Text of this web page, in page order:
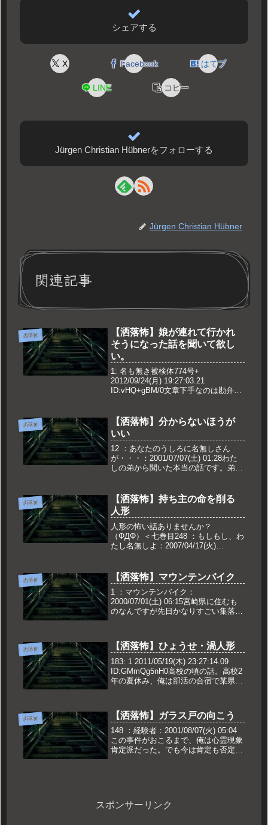
シェアする
X Facebook はてブ
LINE コピー
Jürgen Christian Hübnerをフォローする
Jürgen Christian Hübner
関連記事
洒落怖
【洒落怖】娘が連れて行かれ
そうになった話を聞いて欲し
い。
1: 名も無き被検体774号+
2012/09/24(月) 19:27:03.21
ID:vHQ+gBM/0文章下手なのは勘弁し
ちで建てた俺の田舎には土地神さまが
居るらしい。...
洒落怖
【洒落怖】分からないほうが
いい
12 ：あなたのうしろに名無しさん
が・・・：2001/07/07(土) 01:28わた
しの弟から聞いた本当の話です。弟の
んの田舎へ遊びに行きました。外は晴
れていて、田んぼが...
洒落怖
【洒落怖】持ち主の命を削る
人形
人形の怖い話ありませんか？
（ΦДΦ）＜七巻目248 ：もしもし、わ
たし名無しよ：2007/04/17(火)
の命を削る』人形らしい。手に入れた
のは自分の曽祖父さんの...
洒落怖 【洒落怖】マウンテンバイク
1 ：マウンテンバイク：
2000/07/01(土) 06:15宮崎県に住むも
のなんですが先日かなりすごい集落を
時でした。その日は、今まで行ったこ
とのない方ない方へと道を進ん...
洒落怖 【洒落怖】ひょうせ・渦人形
183: 1 2011/05/19(木) 23:27:14.09
ID:GMmQg5nH0高校の頃の話。高校2
年の夏休み、俺は部活の合宿で某県の
500m～700mほど離れた場...
洒落怖 【洒落怖】ガラス戸の向こう
148 ：経験者：2001/08/07(火) 05:04
この事件がおこるまで、俺は心霊現象
肯定派だった。でも今は肯定も否定も
スポンサーリンク